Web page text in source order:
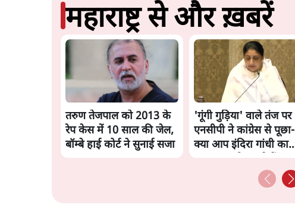
महाराष्ट्र से और ख़बरें
तरुण तेजपाल को 2013 के
रेप केस में 10 साल की जेल,
बॉम्बे हाई कोर्ट ने सुनाई सजा
'गूंगी गुड़िया' वाले तंज पर
एनसीपी ने कांग्रेस से पूछा-
क्या आप इंदिरा गांधी का